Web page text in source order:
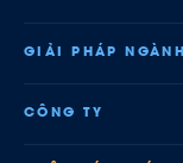
GIẢI PHÁP NGÀNH
CÔNG TY